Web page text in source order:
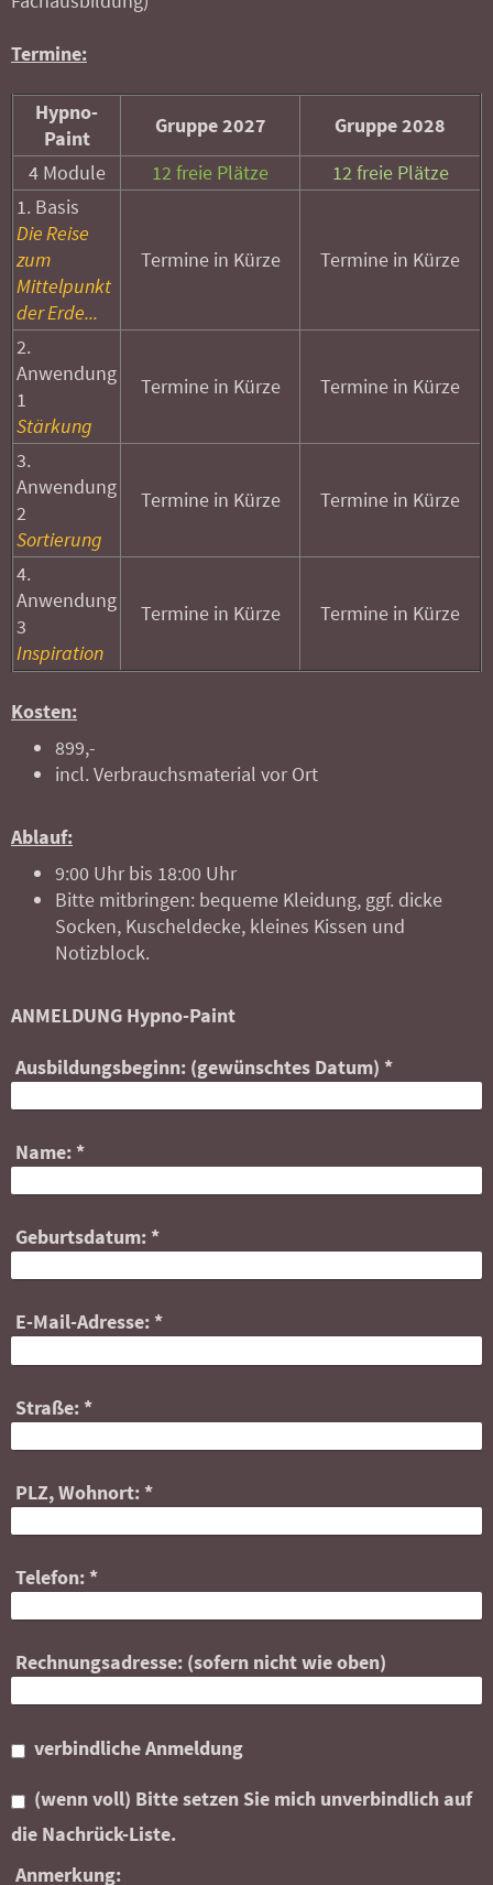
Termine:
Hypno-
Paint
Gruppe 2027
Gruppe 2028
4 Module
12 freie Plätze
12 freie Plätze
1. Basis
Die Reise
zum
Mittelpunkt
der Erde...
Termine in Kürze Termine in Kürze
2.
Anwendung
1
Stärkung
Termine in Kürze Termine in Kürze
3.
Anwendung
2
Sortierung
Termine in Kürze Termine in Kürze
4.
Anwendung
3
Inspiration
Termine in Kürze Termine in Kürze
Kosten:
899,-
incl. Verbrauchsmaterial vor Ort
Ablauf:
9:00 Uhr bis 18:00 Uhr
Bitte mitbringen: bequeme Kleidung, ggf. dicke
Socken, Kuscheldecke, kleines Kissen und
Notizblock.
ANMELDUNG Hypno-Paint
Ausbildungsbeginn: (gewünschtes Datum) *
Name: *
Geburtsdatum: *
E-Mail-Adresse: *
Straße: *
PLZ, Wohnort: *
Telefon: *
Rechnungsadresse: (sofern nicht wie oben)
verbindliche Anmeldung
(wenn voll) Bitte setzen Sie mich unverbindlich auf
die Nachrück-Liste.
Anmerkung: